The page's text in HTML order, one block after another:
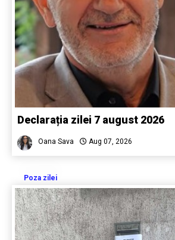
Declarația zilei 7 august 2026
Oana Sava Aug 07, 2026
Poza zilei